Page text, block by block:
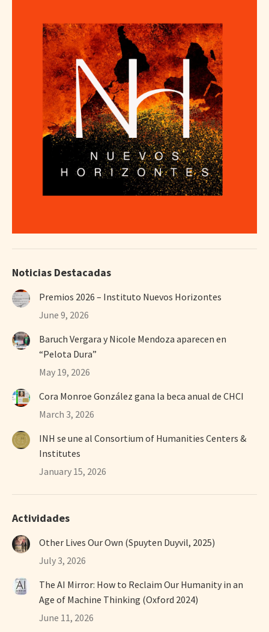
Noticias Destacadas
Premios 2026 – Instituto Nuevos Horizontes
June 9, 2026
Baruch Vergara y Nicole Mendoza aparecen en
“Pelota Dura”
May 19, 2026
Cora Monroe González gana la beca anual de CHCI
March 3, 2026
INH se une al Consortium of Humanities Centers &
Institutes
January 15, 2026
Actividades
Other Lives Our Own (Spuyten Duyvil, 2025)
July 3, 2026
The AI Mirror: How to Reclaim Our Humanity in an
Age of Machine Thinking (Oxford 2024)
June 11, 2026